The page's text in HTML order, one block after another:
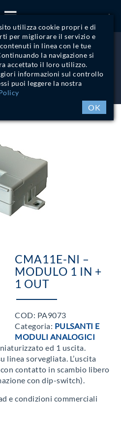
utilizza cookie propri e di
per migliorare il servizio e
in linea con le tue
la navigazione si
accettato il loro utilizzo.
informazioni sul controllo
puoi leggere la nostra
OK
CMA11E-NI –
MODULO 1 IN +
1 OUT
COD: PA9073
Categoria: PULSANTI E
MODULI ANALOGICI
ed 1 uscita.
linea sorvegliata. L’uscita
contatto in scambio libero
con dip-switch).
e condizioni commerciali